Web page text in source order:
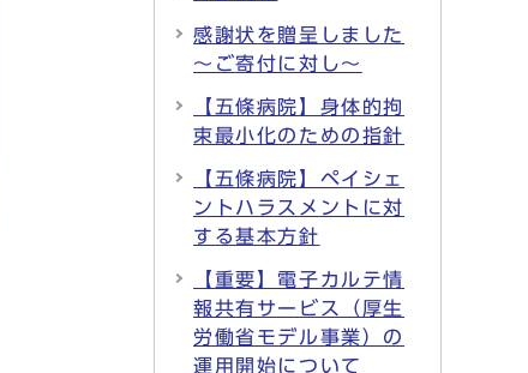
感謝状を贈呈しました
～ご寄付に対し～
【五條病院】身体的拘
束最小化のための指針
【五條病院】ペイシェ
ントハラスメントに対
する基本方針
【重要】電子カルテ情
報共有サービス（厚生
労働省モデル事業）の
運用開始について